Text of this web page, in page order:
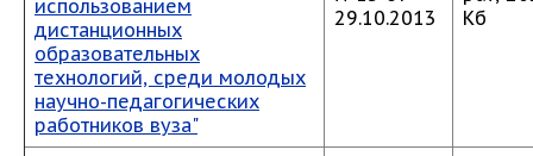
использованием
дистанционных
образовательных
технологий, среди молодых
научно-педагогических
работников вуза"
29.10.2013
Кб